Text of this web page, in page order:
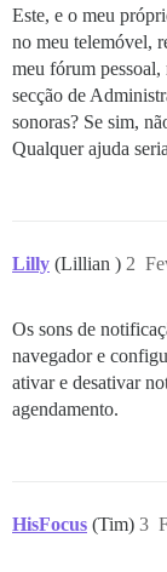
Este, e o meu
no meu telemóvel,
meu fórum
secção de
sonoras? Se sim,
Qualquer ajuda
Lilly (Lillian ) 2
Os sons de
navegador e
ativar e desativar
agendamento.
HisFocus (Tim) 3